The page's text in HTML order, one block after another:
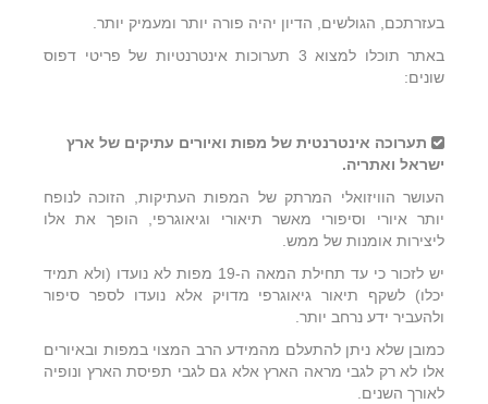
בעזרתכם, הגולשים, הדיון יהיה פורה יותר ומעמיק יותר.
באתר תוכלו למצוא 3 תערוכות אינטרנטיות של פריטי דפוס
שונים:
תערוכה אינטרנטית של מפות ואיורים עתיקים של ארץ
ישראל ואתריה.
העושר הוויזואלי המרתק של המפות העתיקות, הזוכה לנופח
יותר איורי וסיפורי מאשר תיאורי וגיאוגרפי, הופך את אלו
ליצירות אומנות של ממש.
יש לזכור כי עד תחילת המאה ה-19 מפות לא נועדו (ולא תמיד
יכלו) לשקף תיאור גיאוגרפי מדויק אלא נועדו לספר סיפור
ולהעביר ידע נרחב יותר.
כמובן שלא ניתן להתעלם מהמידע הרב המצוי במפות ובאיורים
אלו לא רק לגבי מראה הארץ אלא גם לגבי תפיסת הארץ ונופיה
לאורך השנים.